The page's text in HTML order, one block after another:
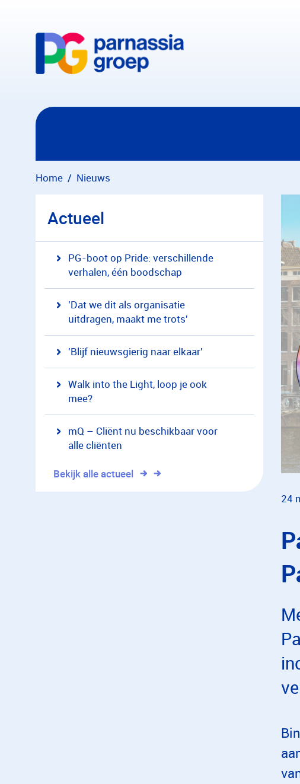
Home Nieuws
Actueel
PG-boot op Pride: verschillende
verhalen, één boodschap
'Dat we dit als organisatie
uitdragen, maakt me trots'
'Blijf nieuwsgierig naar elkaar'
Walk into the Light, loop je ook
mee?
mQ – Cliënt nu beschikbaar voor
alle cliënten
Bekijk alle actueel
24